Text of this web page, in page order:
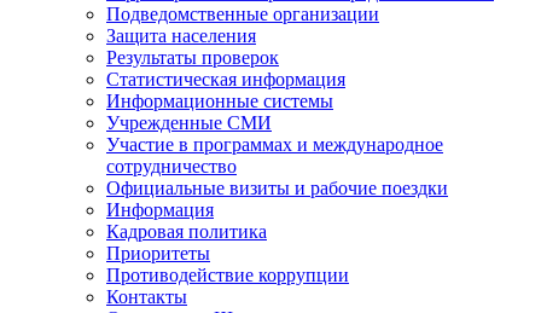
Подведомственные организации
Защита населения
Результаты проверок
Статистическая информация
Информационные системы
Учрежденные СМИ
Участие в программах и международное
сотрудничество
Официальные визиты и рабочие поездки
Информация
Кадровая политика
Приоритеты
Противодействие коррупции
Контакты